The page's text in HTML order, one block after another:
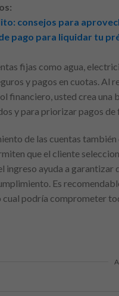
consejos para
pago para liquidar tu
fijas como agua,
y pagos en cuotas. Al
financiero, usted crea
y para priorizar pagos de
de las cuentas
que el cliente
ingreso ayuda a
Es
podría comprometer